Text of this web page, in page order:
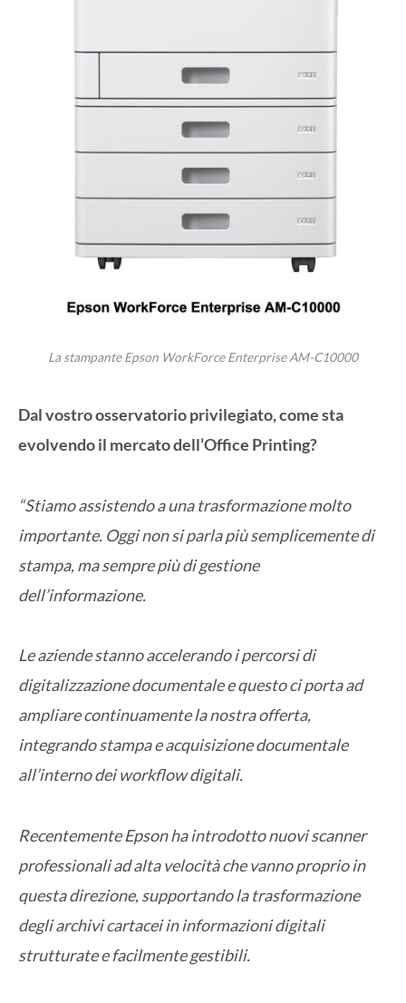
La stampante Epson WorkForce Enterprise AM-C10000
Dal vostro osservatorio privilegiato, come sta
evolvendo il mercato dell’Office Printing?
“Stiamo assistendo a una trasformazione molto
importante. Oggi non si parla più semplicemente di
stampa, ma sempre più di gestione
dell’informazione.
Le aziende stanno accelerando i percorsi di
digitalizzazione documentale e questo ci porta ad
ampliare continuamente la nostra offerta,
integrando stampa e acquisizione documentale
all’interno dei workflow digitali.
Recentemente Epson ha introdotto nuovi scanner
professionali ad alta velocità che vanno proprio in
questa direzione, supportando la trasformazione
degli archivi cartacei in informazioni digitali
strutturate e facilmente gestibili.